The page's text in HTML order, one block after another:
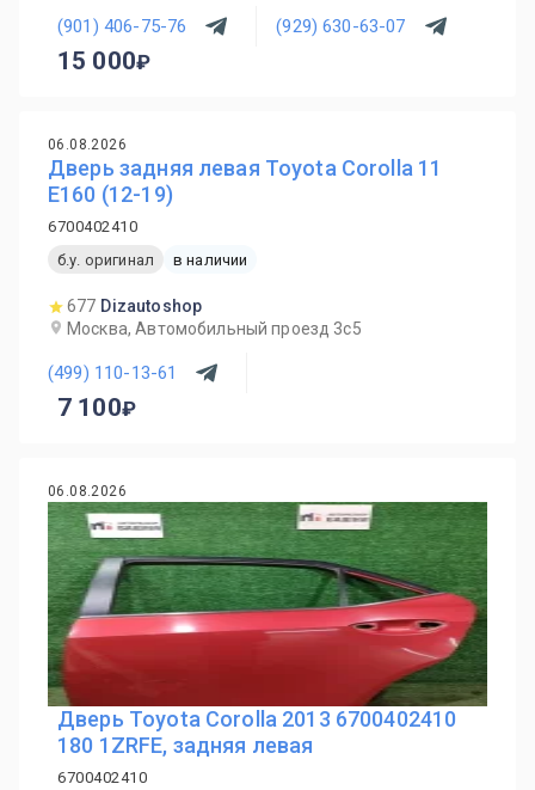
(901) 406-75-76 (929) 630-63-07
15 000
06.08.2026
Дверь задняя левая Toyota Corolla 11
E160 (12-19)
6700402410
б.у. оригинал
в наличии
677 Dizautoshop
Москва, Автомобильный проезд 3с5
(499) 110-13-61
7 100
06.08.2026
Дверь Toyota Corolla 2013 6700402410
180 1ZRFE, задняя левая
6700402410